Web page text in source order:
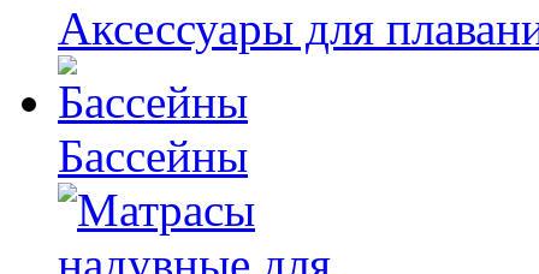
Аксессуары для
Бассейны